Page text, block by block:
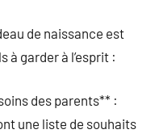
de naissance est
à garder à l’esprit :
des parents** :
une liste de souhaits